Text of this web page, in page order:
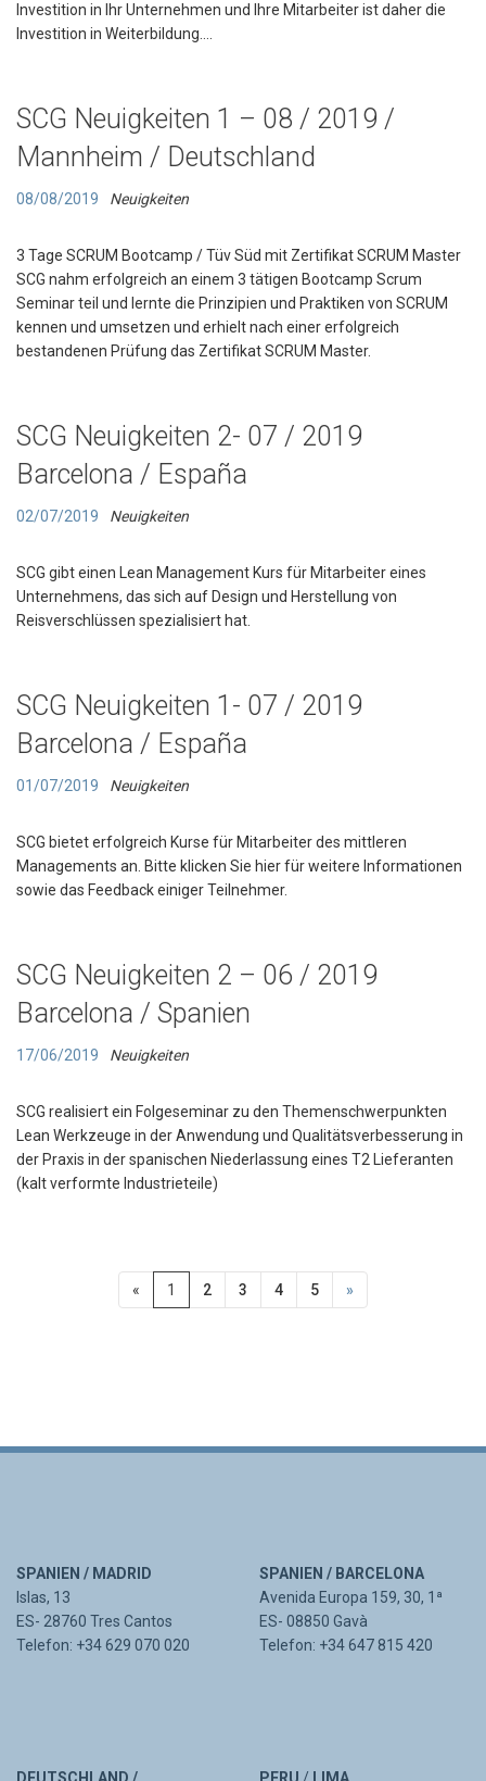
Investition in Ihr Unternehmen und Ihre Mitarbeiter ist daher die
Investition in Weiterbildung….
SCG Neuigkeiten 1 – 08 / 2019 /
Mannheim / Deutschland
08/08/2019 Neuigkeiten
3 Tage SCRUM Bootcamp / Tüv Süd mit Zertifikat SCRUM Master
SCG nahm erfolgreich an einem 3 tätigen Bootcamp Scrum
Seminar teil und lernte die Prinzipien und Praktiken von SCRUM
kennen und umsetzen und erhielt nach einer erfolgreich
bestandenen Prüfung das Zertifikat SCRUM Master.
SCG Neuigkeiten 2- 07 / 2019
Barcelona / España
02/07/2019 Neuigkeiten
SCG gibt einen Lean Management Kurs für Mitarbeiter eines
Unternehmens, das sich auf Design und Herstellung von
Reisverschlüssen spezialisiert hat.
SCG Neuigkeiten 1- 07 / 2019
Barcelona / España
01/07/2019 Neuigkeiten
SCG bietet erfolgreich Kurse für Mitarbeiter des mittleren
Managements an. Bitte klicken Sie hier für weitere Informationen
sowie das Feedback einiger Teilnehmer.
SCG Neuigkeiten 2 – 06 / 2019
Barcelona / Spanien
17/06/2019 Neuigkeiten
SCG realisiert ein Folgeseminar zu den Themenschwerpunkten
Lean Werkzeuge in der Anwendung und Qualitätsverbesserung in
der Praxis in der spanischen Niederlassung eines T2 Lieferanten
(kalt verformte Industrieteile)
« 1 2 3 4 5 »
SPANIEN / MADRID
Islas, 13
ES- 28760 Tres Cantos
Telefon: +34 629 070 020
SPANIEN / BARCELONA
Avenida Europa 159, 30, 1ª
ES- 08850 Gavà
Telefon: +34 647 815 420